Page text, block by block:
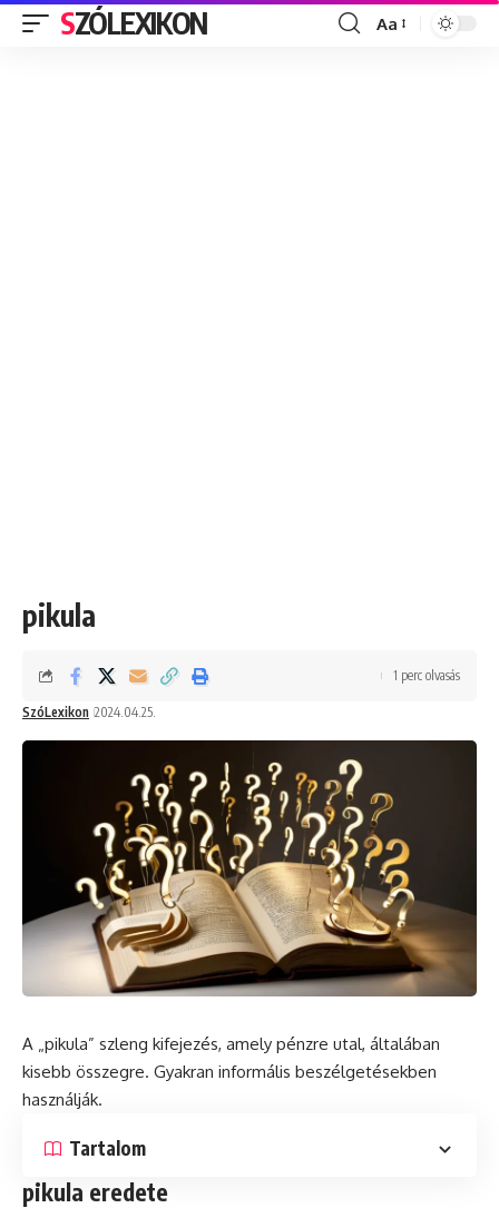
SZÓLEXIKON
Font
Aa
pikula
SzóLexikon 2024.04.25.
1 perc olvasás
A „pikula” szleng kifejezés, amely pénzre utal, általában
kisebb összegre. Gyakran informális beszélgetésekben
használják.
Tartalom
pikula eredete